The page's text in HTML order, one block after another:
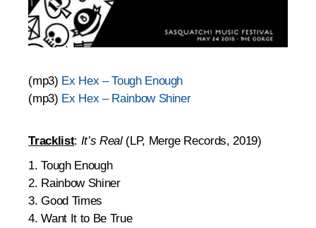
(mp3) Ex Hex – Tough Enough
(mp3) Ex Hex – Rainbow Shiner
Tracklist: It’s Real (LP, Merge Records, 2019)
1. Tough Enough
2. Rainbow Shiner
3. Good Times
4. Want It to Be True